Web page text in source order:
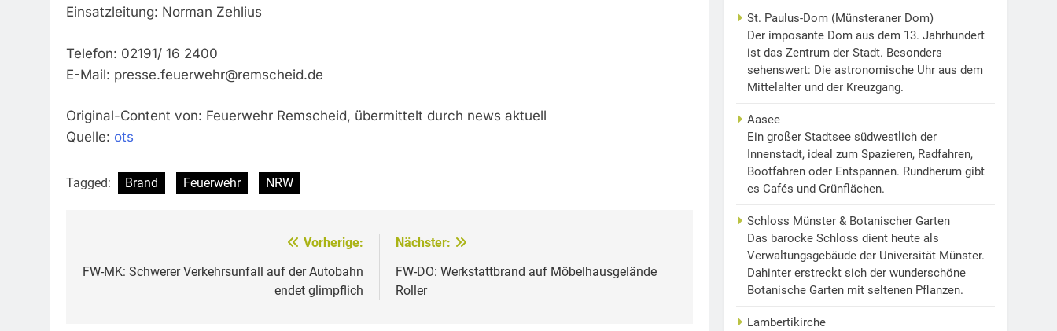
Einsatzleitung: Norman Zehlius
Telefon: 02191/ 16 2400
E-Mail: presse.feuerwehr@remscheid.de
Original-Content von: Feuerwehr Remscheid, übermittelt durch news aktuell
Quelle: ots
Tagged: Brand Feuerwehr NRW
Vorherige:
FW-MK: Schwerer Verkehrsunfall auf der Autobahn
endet glimpflich
Nächster:
FW-DO: Werkstattbrand auf Möbelhausgelände
Roller
St. Paulus-Dom (Münsteraner Dom)
Der imposante Dom aus dem 13. Jahrhundert
ist das Zentrum der Stadt. Besonders
sehenswert: Die astronomische Uhr aus dem
Mittelalter und der Kreuzgang.
Aasee
Ein großer Stadtsee südwestlich der
Innenstadt, ideal zum Spazieren, Radfahren,
Bootfahren oder Entspannen. Rundherum gibt
es Cafés und Grünflächen.
Schloss Münster & Botanischer Garten
Das barocke Schloss dient heute als
Verwaltungsgebäude der Universität Münster.
Dahinter erstreckt sich der wunderschöne
Botanische Garten mit seltenen Pflanzen.
Lambertikirche